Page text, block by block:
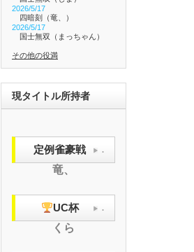
2026/5/17
四暗刻（竜、）
2026/5/17
国士無双（まっちゃん）
その他の役満
現タイトル所持者
定例雀豪戦 .
竜、
UC杯 .
くら